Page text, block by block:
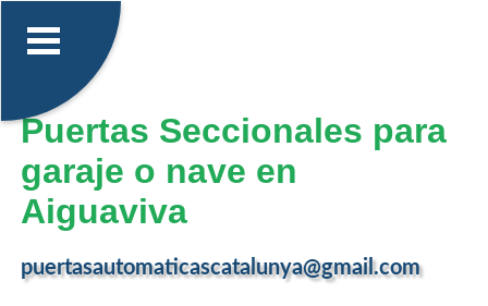
Puertas Seccionales para
garaje o nave en
Aiguaviva
puertasautomaticascatalunya@gmail.com